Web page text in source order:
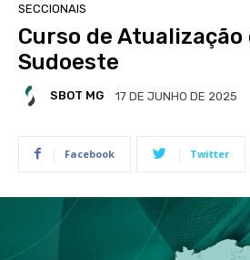
SECCIONAIS
Curso de Atualização
Sudoeste
SBOT MG 17 DE JUNHO DE 2025
Facebook Twitter